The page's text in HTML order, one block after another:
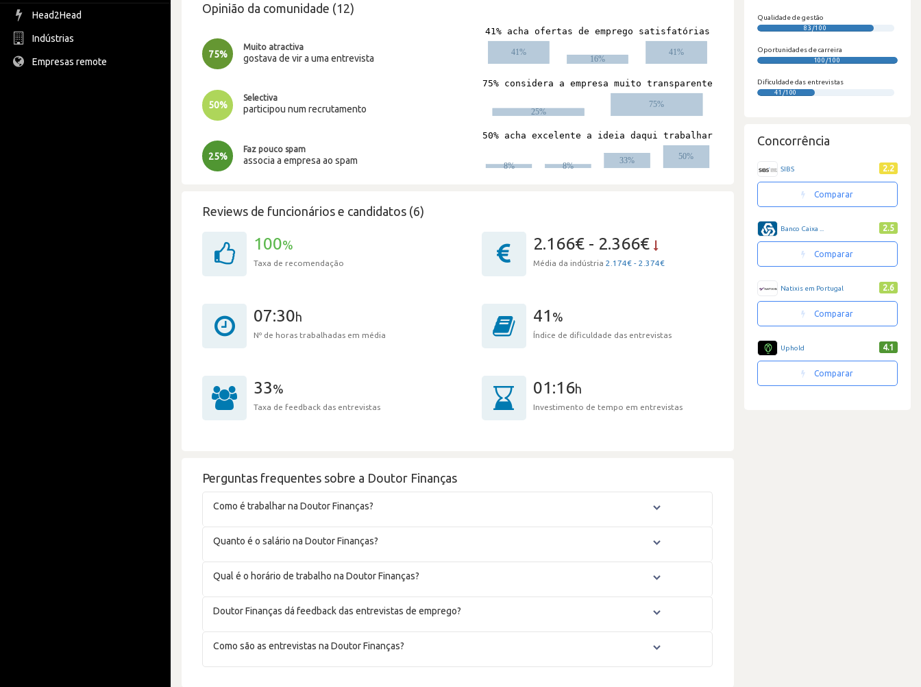
Head2Head
Indústrias
Empresas remote
Opinião da comunidade (12)
75%
Muito atractiva
gostava de vir a uma entrevista
50%
Selectiva
participou num recrutamento
25%
Faz pouco spam
associa a empresa ao spam
Reviews de funcionários e candidatos (6)
100%
Taxa de recomendação
2.166€ - 2.366€
Média da indústria 2.174€ - 2.374€
07:30h
Nº de horas trabalhadas em média
41 %
Índice de dificuldade das entrevistas
33%
Taxa de feedback das entrevistas
01:16h
Investimento de tempo em entrevistas
Perguntas frequentes sobre a Doutor Finanças
Como é trabalhar na Doutor Finanças?
Quanto é o salário na Doutor Finanças?
Qual é o horário de trabalho na Doutor Finanças?
Doutor Finanças dá feedback das entrevistas de emprego?
Como são as entrevistas na Doutor Finanças?
Qualidade de gestão
83/100
Oportunidades de carreira
100/100
Dificuldade das entrevistas
41/100
Concorrência
SIBS 2.2
Comparar
Banco Caixa ... 2.5
Comparar
Natixis em Portugal 2.6
Comparar
Uphold 4.1
Comparar